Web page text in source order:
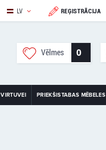
LV REĢISTRĀCIJA
Vēlmes 0
VIRTUVEI PRIEKŠISTABAS MĒBELES